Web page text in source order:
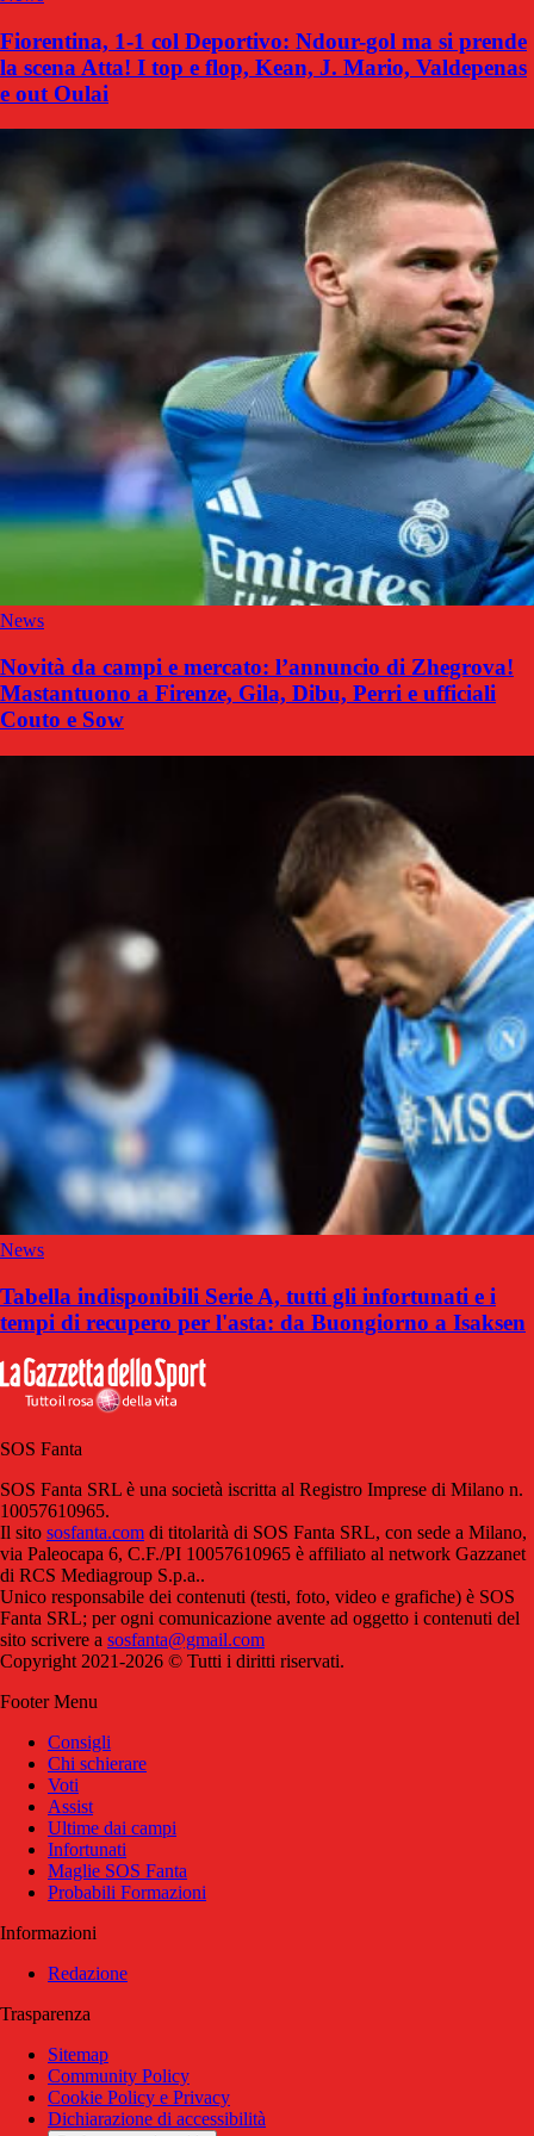
Fiorentina, 1-1 col Deportivo: Ndour-gol ma si prende
la scena Atta! I top e flop, Kean, J. Mario, Valdepenas
e out Oulai
News
Novità da campi e mercato: l’annuncio di Zhegrova!
Mastantuono a Firenze, Gila, Dibu, Perri e ufficiali
Couto e Sow
News
Tabella indisponibili Serie A, tutti gli infortunati e i
tempi di recupero per l'asta: da Buongiorno a Isaksen
SOS Fanta
SOS Fanta SRL è una società iscritta al Registro Imprese di Milano n.
10057610965.
Il sito sosfanta.com di titolarità di SOS Fanta SRL, con sede a Milano,
via Paleocapa 6, C.F./PI 10057610965 è affiliato al network Gazzanet
di RCS Mediagroup S.p.a..
Unico responsabile dei contenuti (testi, foto, video e grafiche) è SOS
Fanta SRL; per ogni comunicazione avente ad oggetto i contenuti del
sito scrivere a sosfanta@gmail.com
Copyright 2021-2026 © Tutti i diritti riservati.
Footer Menu
Consigli
Chi schierare
Voti
Assist
Ultime dai campi
Infortunati
Maglie SOS Fanta
Probabili Formazioni
Informazioni
Redazione
Trasparenza
Sitemap
Community Policy
Cookie Policy e Privacy
Dichiarazione di accessibilità